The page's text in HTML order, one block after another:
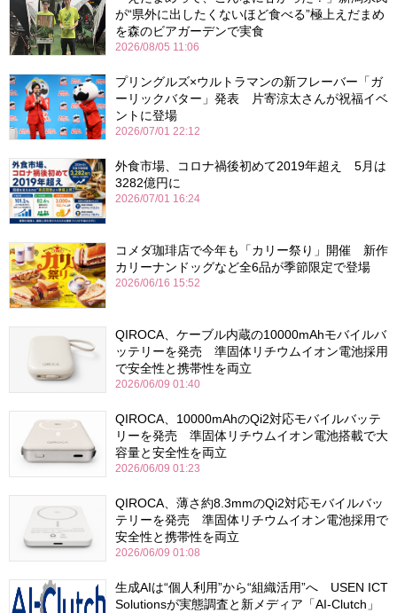
が“県外に出したくないほど食べる”極上えだまめ
を森のビアガーデンで実食
2026/08/05 11:06
プリングルズ×ウルトラマンの新フレーバー「ガ
ーリックバター」発表 片寄涼太さんが祝福イベ
ントに登場
2026/07/01 22:12
外食市場、コロナ禍後初めて2019年超え 5月は
3282億円に
2026/07/01 16:24
コメダ珈琲店で今年も「カリー祭り」開催 新作
カリーナンドッグなど全6品が季節限定で登場
2026/06/16 15:52
QIROCA、ケーブル内蔵の10000mAhモバイルバ
ッテリーを発売 準固体リチウムイオン電池採用
で安全性と携帯性を両立
2026/06/09 01:40
QIROCA、10000mAhのQi2対応モバイルバッテ
リーを発売 準固体リチウムイオン電池搭載で大
容量と安全性を両立
2026/06/09 01:23
QIROCA、薄さ約8.3mmのQi2対応モバイルバッ
テリーを発売 準固体リチウムイオン電池採用で
安全性と携帯性を両立
2026/06/09 01:08
生成AIは“個人利用”から“組織活用”へ USEN ICT
Solutionsが実態調査と新メディア「AI-Clutch」